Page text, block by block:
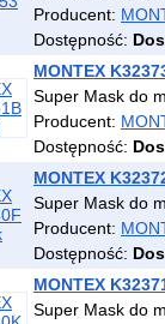
Producent:
Dostępność:
MONTEX
Super Mask do
Producent:
Dostępność:
MONTEX
Super Mask do
Producent:
Dostępność:
MONTEX
Super Mask do